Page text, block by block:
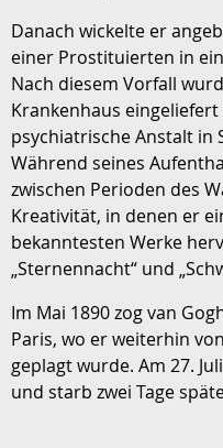
Danach wickelte er
einer Prostituierten in
Nach diesem Vorfall
Krankenhaus
psychiatrische Anstalt in
Während seines
zwischen Perioden des
Kreativität, in denen er
bekanntesten Werke
„Sternennacht“ und
Im Mai 1890 zog van
Paris, wo er weiterhin
geplagt wurde. Am 27.
und starb zwei Tage